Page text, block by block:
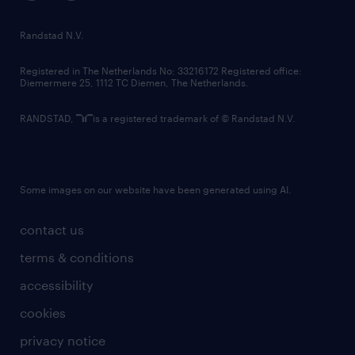
randstad innovation fund
country websites
contact us
terms & conditions
accessibility
cookies
privacy notice
Randstad N.V.
Registered in The Netherlands No: 33216172 Registered office:
Diemermere 25, 1112 TC Diemen, The Netherlands.
RANDSTAD, is a registered trademark of © Randstad N.V.
Some images on our website have been generated using AI.